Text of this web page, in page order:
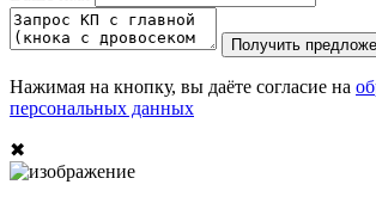
Получить
Нажимая на кнопку, вы даёте согласие на
персональных данных
✖